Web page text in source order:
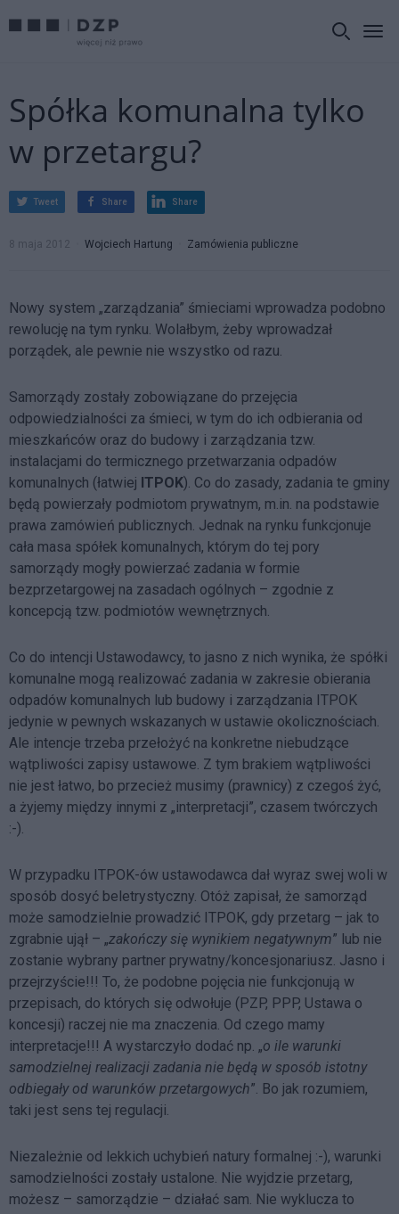
Spółka komunalna tylko
w przetargu?
Tweet Share Share
8 maja 2012 Wojciech Hartung Zamówienia publiczne
Nowy system „zarządzania” śmieciami wprowadza podobno
rewolucję na tym rynku. Wolałbym, żeby wprowadzał
porządek, ale pewnie nie wszystko od razu.
Samorządy zostały zobowiązane do przejęcia
odpowiedzialności za śmieci, w tym do ich odbierania od
mieszkańców oraz do budowy i zarządzania tzw.
instalacjami do termicznego przetwarzania odpadów
komunalnych (łatwiej ITPOK). Co do zasady, zadania te gminy
będą powierzały podmiotom prywatnym, m.in. na podstawie
prawa zamówień publicznych. Jednak na rynku funkcjonuje
cała masa spółek komunalnych, którym do tej pory
samorządy mogły powierzać zadania w formie
bezprzetargowej na zasadach ogólnych – zgodnie z
koncepcją tzw. podmiotów wewnętrznych.
Co do intencji Ustawodawcy, to jasno z nich wynika, że spółki
komunalne mogą realizować zadania w zakresie obierania
odpadów komunalnych lub budowy i zarządzania ITPOK
jedynie w pewnych wskazanych w ustawie okolicznościach.
Ale intencje trzeba przełożyć na konkretne niebudzące
wątpliwości zapisy ustawowe. Z tym brakiem wątpliwości
nie jest łatwo, bo przecież musimy (prawnicy) z czegoś żyć,
a żyjemy między innymi z „interpretacji”, czasem twórczych
:-).
W przypadku ITPOK-ów ustawodawca dał wyraz swej woli w
sposób dosyć beletrystyczny. Otóż zapisał, że samorząd
może samodzielnie prowadzić ITPOK, gdy przetarg – jak to
zgrabnie ujął – „zakończy się wynikiem negatywnym” lub nie
zostanie wybrany partner prywatny/koncesjonariusz. Jasno i
przejrzyście!!! To, że podobne pojęcia nie funkcjonują w
przepisach, do których się odwołuje (PZP, PPP, Ustawa o
koncesji) raczej nie ma znaczenia. Od czego mamy
interpretacje!!! A wystarczyło dodać np. „o ile warunki
samodzielnej realizacji zadania nie będą w sposób istotny
odbiegały od warunków przetargowych”. Bo jak rozumiem,
taki jest sens tej regulacji.
Niezależnie od lekkich uchybień natury formalnej :-), warunki
samodzielności zostały ustalone. Nie wyjdzie przetarg,
możesz – samorządzie – działać sam. Nie wyklucza to